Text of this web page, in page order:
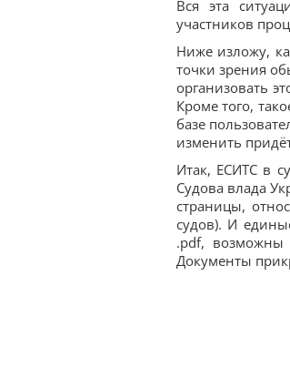
Вся эта
участников
Ниже изложу,
точки зрения
организовать
Кроме того,
базе
изменить
Итак, ЕСИТС в
Судова влада
страницы,
судов). И
.pdf, возможны
Документы